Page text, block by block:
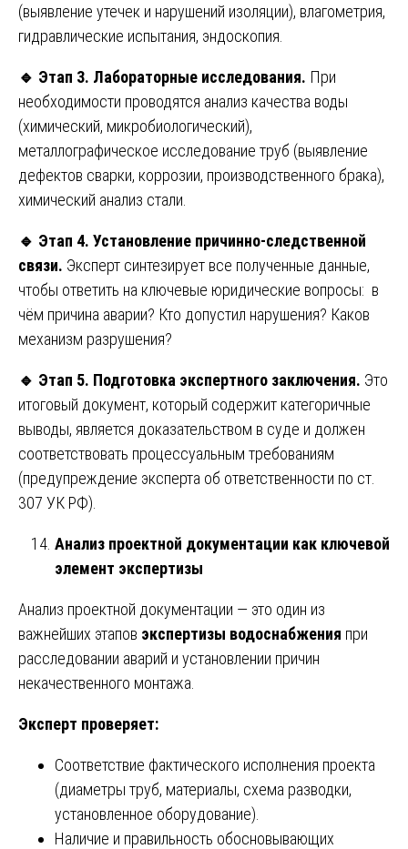
(выявление утечек и нарушений изоляции), влагометрия,
гидравлические испытания, эндоскопия.
🔹 Этап 3. Лабораторные исследования. При
необходимости проводятся анализ качества воды
(химический, микробиологический),
металлографическое исследование труб (выявление
дефектов сварки, коррозии, производственного брака),
химический анализ стали.
🔹 Этап 4. Установление причинно-следственной
связи. Эксперт синтезирует все полученные данные,
чтобы ответить на ключевые юридические вопросы: в
чём причина аварии? Кто допустил нарушения? Каков
механизм разрушения?
🔹 Этап 5. Подготовка экспертного заключения. Это
итоговый документ, который содержит категоричные
выводы, является доказательством в суде и должен
соответствовать процессуальным требованиям
(предупреждение эксперта об ответственности по ст.
307 УК РФ).
Анализ проектной документации как ключевой
элемент экспертизы
Анализ проектной документации — это один из
важнейших этапов экспертизы водоснабжения при
расследовании аварий и установлении причин
некачественного монтажа.
Эксперт проверяет:
Соответствие фактического исполнения проекта
(диаметры труб, материалы, схема разводки,
установленное оборудование).
Наличие и правильность обосновывающих